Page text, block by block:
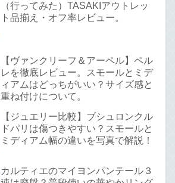
（行ってみた）TASAKIアウトレッ
ト品揃え・オフ率レビュー。
【ヴァンクリーフ＆アーペル】ペル
レを徹底レビュー。スモールとミデ
ィアムはどっちがいい？サイズ感と
重ね付けについて。
【ジュエリー比較】ブシュロンクル
ドパリは傷つきやすい？スモールと
ミディアム幅の違いを写真で解説！
カルティエのマイヨンパンテール３